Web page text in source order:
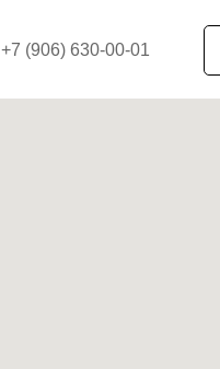
+7 (906) 630-00-01